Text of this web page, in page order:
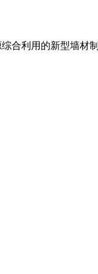
合利用的新型墙材